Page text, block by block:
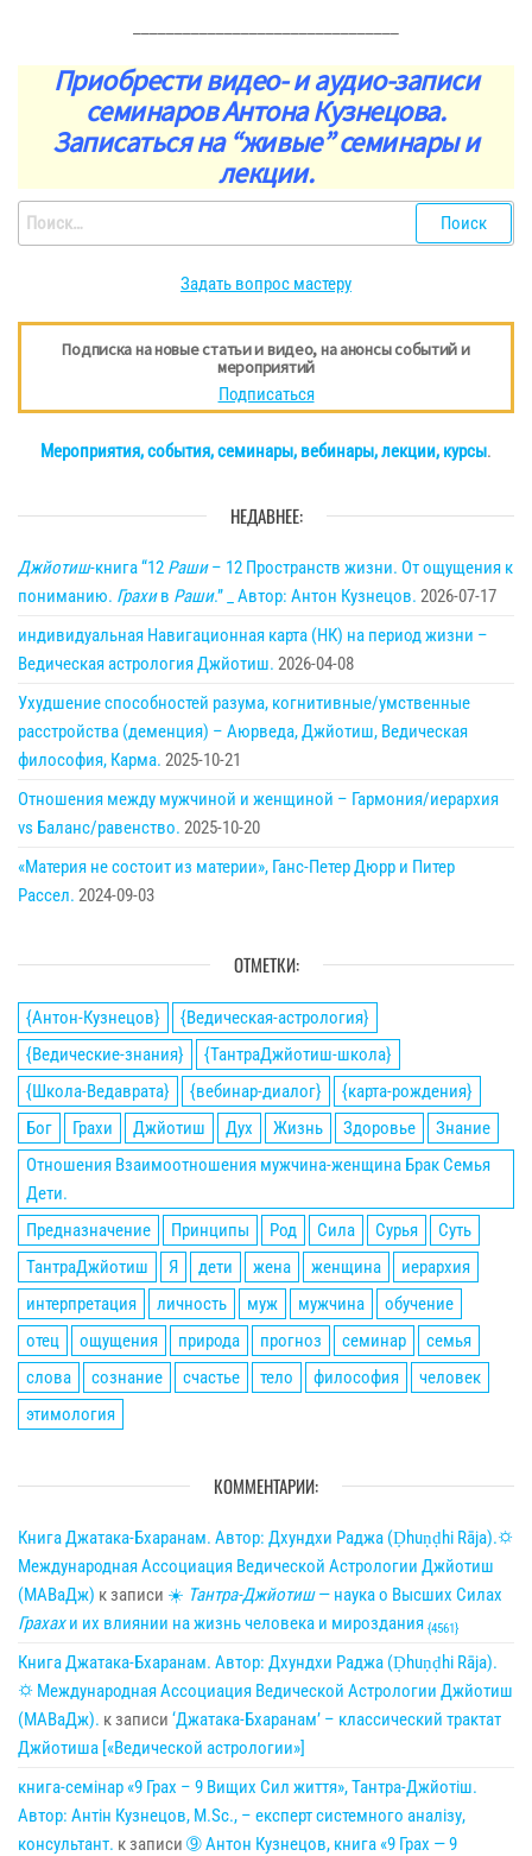
Приобрести видео- и аудио-записи
семинаров Антона Кузнецова.
Записаться на “живые” семинары и
лекции.
Найти:
Задать вопрос мастеру
Подписка на новые статьи и видео, на анонсы событий и
мероприятий
Подписаться
Мероприятия, события, семинары, вебинары, лекции, курсы.
НЕДАВНЕЕ:
Джйотиш-книга “12 Раши– 12 Пространств жизни. От ощущения к
пониманию. Грахив Раши.” _ Автор: Антон Кузнецов. 2026-07-17
индивидуальная Навигационная карта (НК) на период жизни –
Ведическая астрология Джйотиш. 2026-04-08
Ухудшение способностей разума, когнитивные/умственные
расстройства (деменция) – Аюрведа, Джйотиш, Ведическая
философия, Карма. 2025-10-21
Отношения между мужчиной и женщиной – Гармония/иерархия
vs Баланс/равенство. 2025-10-20
«Материя не состоит из материи», Ганс-Петер Дюрр и Питер
Рассел. 2024-09-03
ОТМЕТКИ:
{Антон-Кузнецов}
{Ведическая-астрология}
{Ведические-знания}
{ТантраДжйотиш-школа}
{Школа-Ведаврата}
{вебинар-диалог}
{карта-рождения}
Бог
Грахи Джйотиш Дух Жизнь Здоровье
Знание
Отношения Взаимоотношения мужчина-женщина Брак Семья
Дети.
Предназначение
Принципы Род Сила Сурья
Суть
ТантраДжйотиш
Я дети жена женщина
иерархия
интерпретация
личность муж мужчина
обучение
отец
ощущения природа прогноз семинар
семья
слова
сознание счастье тело философия
человек
этимология
КОММЕНТАРИИ:
Книга Джатака-Бхаранам. Автор: Дхундхи Раджа (Ḍhuṇḍhi Rāja).🌣
Международная Ассоциация Ведической Астрологии Джйотиш
(МАВаДж) к записи ☀ Тантра-Джйотиш— наука о Высших Силах
Грахахи их влиянии на жизнь человека и мироздания {4561}
Книга Джатака-Бхаранам. Автор: Дхундхи Раджа (Ḍhuṇḍhi Rāja).
🌣 Международная Ассоциация Ведической Астрологии Джйотиш
(МАВаДж). к записи ‘Джатака-Бхаранам’ – классический трактат
Джйотиша [«Ведической астрологии»]
книга-семінар «9 Грах – 9 Вищих Сил життя», Тантра-Джйотіш.
Автор: Антін Кузнецов, M.Sc., – експерт системного аналізу,
консультант. к записи ➈ Антон Кузнецов, книга «9 Грах — 9